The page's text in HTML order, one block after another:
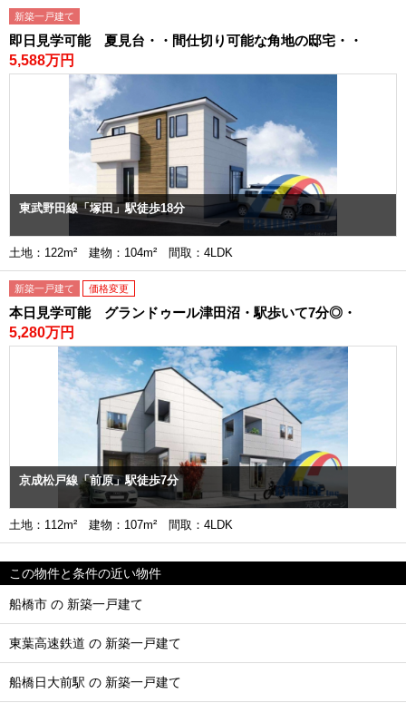
新築一戸建て
即日見学可能 夏見台・・間仕切り可能な角地の邸宅・・
5,588万円
東武野田線「塚田」駅徒歩18分
土地：122m² 建物：104m² 間取：4LDK
新築一戸建て 価格変更
本日見学可能 グランドゥール津田沼・駅歩いて7分◎・
5,280万円
京成松戸線「前原」駅徒歩7分
土地：112m² 建物：107m² 間取：4LDK
この物件と条件の近い物件
船橋市 の 新築一戸建て
東葉高速鉄道 の 新築一戸建て
船橋日大前駅 の 新築一戸建て